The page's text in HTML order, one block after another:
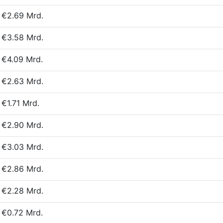
€2.69 Mrd.
€3.58 Mrd.
€4.09 Mrd.
€2.63 Mrd.
€1.71 Mrd.
€2.90 Mrd.
€3.03 Mrd.
€2.86 Mrd.
€2.28 Mrd.
€0.72 Mrd.